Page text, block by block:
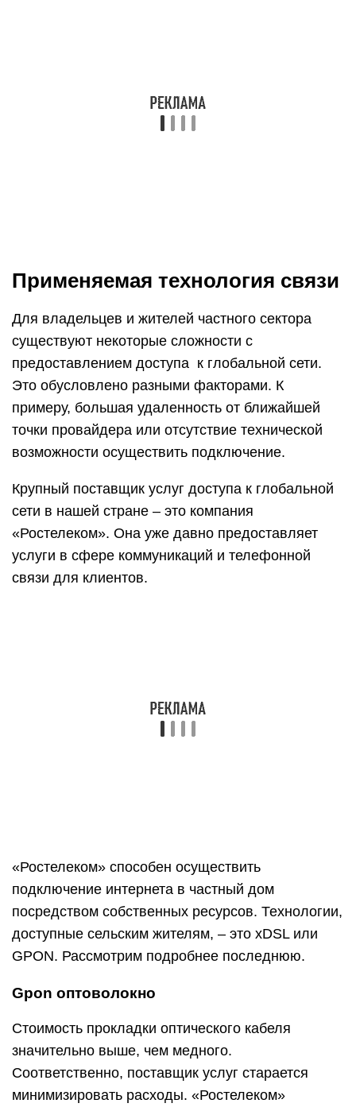
«Ростелеком» способен осуществить
подключение интернета в частный дом
посредством собственных ресурсов. Технологии,
доступные сельским жителям, – это xDSL или
GPON. Рассмотрим подробнее последнюю.
Gpon оптоволокно
Стоимость прокладки оптического кабеля
значительно выше, чем медного.
Соответственно, поставщик услуг старается
минимизировать расходы. «Ростелеком»
квартире клиента на входе находится
специальное устройство —
Таков внешний вид маршрутизатора:
У роутера два оптических входа и четыре
Ethernet-выхода. Этого обычно хватает для